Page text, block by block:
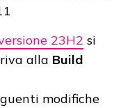
23H2 si
alla Build
modifiche